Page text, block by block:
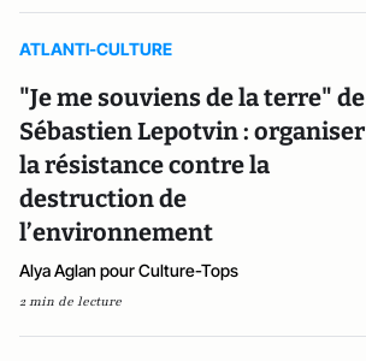
ATLANTI-CULTURE
"Je me souviens de la terre" de
Sébastien Lepotvin : organiser
la résistance contre la
destruction de
l’environnement
Alya Aglan pour Culture-Tops
2 min de lecture